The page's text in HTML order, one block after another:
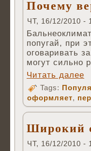
Почему
ЧТ, 16/12/2010 -
попугай, при
оговаривать
могут сильно
Читать далее
Tags:
оформляет,
Широкий
ЧТ, 16/12/2010 -